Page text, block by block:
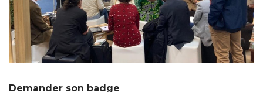
Demander son badge